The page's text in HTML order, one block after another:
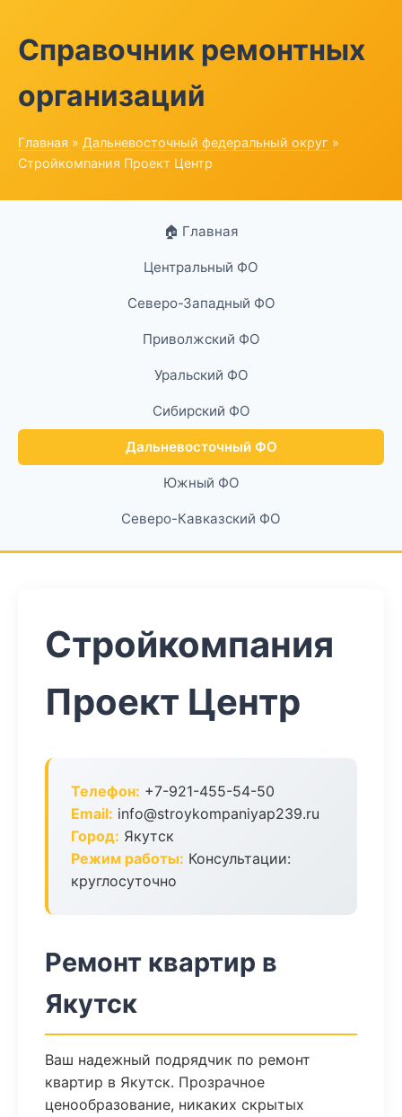
Справочник ремонтных
организаций
Главная » Дальневосточный федеральный округ »
Стройкомпания Проект Центр
🏠 Главная
Центральный ФО
Северо-Западный ФО
Приволжский ФО
Уральский ФО
Сибирский ФО
Дальневосточный ФО
Южный ФО
Северо-Кавказский ФО
Стройкомпания
Проект Центр
Телефон: +7-921-455-54-50
Email: info@stroykompaniyap239.ru
Город: Якутск
Режим работы: Консультации:
круглосуточно
Ремонт квартир в
Якутск
Ваш надежный подрядчик по ремонт
квартир в Якутск. Прозрачное
ценообразование, никаких скрытых